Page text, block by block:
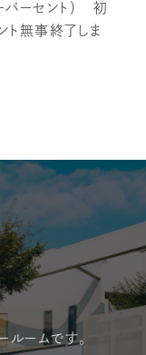
パーセント） 初
ト無事終了しま
ルームです。